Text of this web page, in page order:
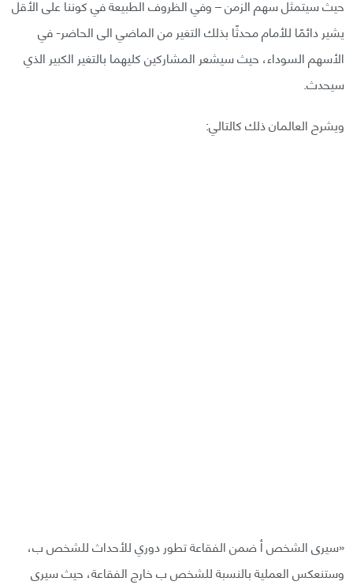
حيث سيتمثل سهم الزمن – وفي الظروف الطبيعة في كوننا على الأقل
يشير دائمًا للأمام محدثًا بذلك التغير من الماضي الى الحاضر- في
الأسهم السوداء، حيث سيشعر المشاركين كليهما بالتغير الكبير الذي
سيحدث.
ويشرح العالمان ذلك كالتالي:
«سيرى الشخص أ ضمن الفقاعة تطور دوري للأحداث للشخص ب،
وستنعكس العملية بالنسبة للشخص ب خارج الفقاعة، حيث سيرى